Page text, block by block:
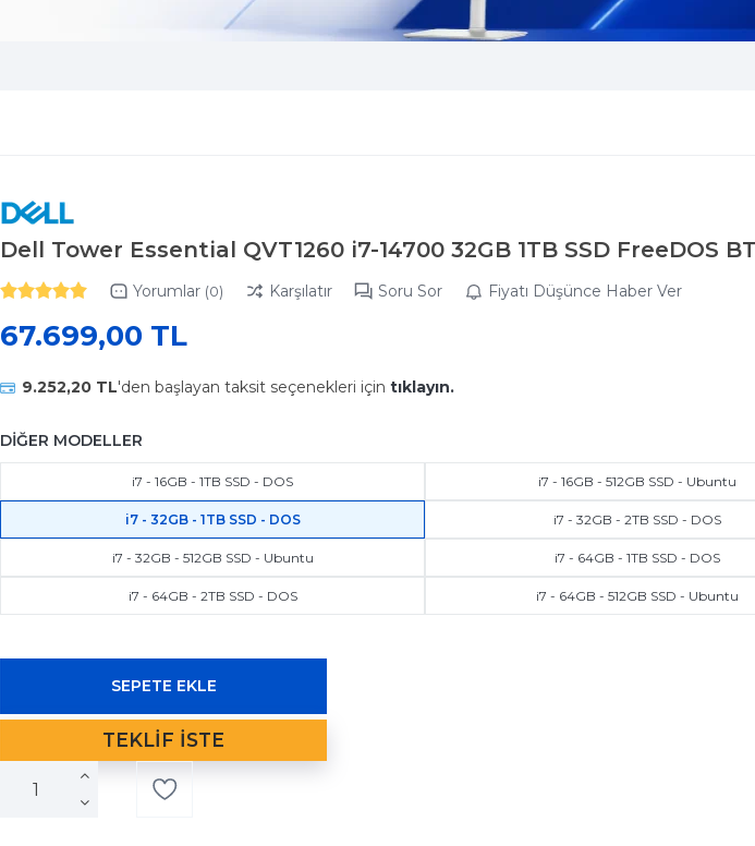
Dell Tower Essential QVT1260 i7-14700 32GB 1TB SSD FreeDOS
Yorumlar (0) Karşılatır Soru Sor Fiyatı Düşünce Haber Ver
67.699,00 TL
9.252,20 TL'den başlayan taksit seçenekleri için tıklayın.
DİĞER MODELLER
i7 - 16GB - 1TB SSD - DOS i7 - 16GB - 512GB SSD - Ubuntu
i7 - 32GB - 1TB SSD - DOS i7 - 32GB - 2TB SSD - DOS
i7 - 32GB - 512GB SSD - Ubuntu i7 - 64GB - 1TB SSD - DOS
i7 - 64GB - 2TB SSD - DOS i7 - 64GB - 512GB SSD - Ubuntu